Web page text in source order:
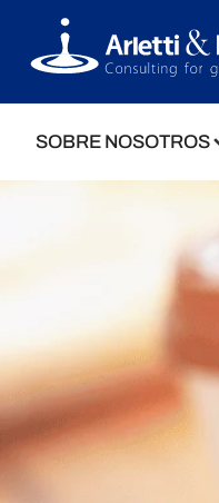
SOBRE NOSOTROS